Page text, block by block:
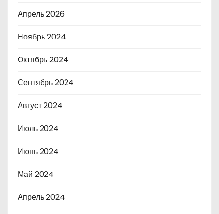
Апрель 2026
Ноябрь 2024
Октябрь 2024
Сентябрь 2024
Август 2024
Июль 2024
Июнь 2024
Май 2024
Апрель 2024